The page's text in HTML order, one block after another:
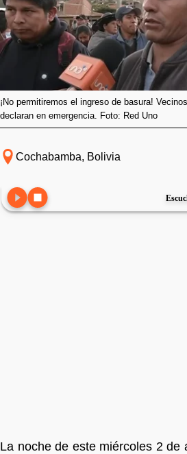
¡No permitiremos el ingreso de basura!
declaran en emergencia. Foto: Red Uno
Cochabamba, Bolivia
La noche de este miércoles 2 de